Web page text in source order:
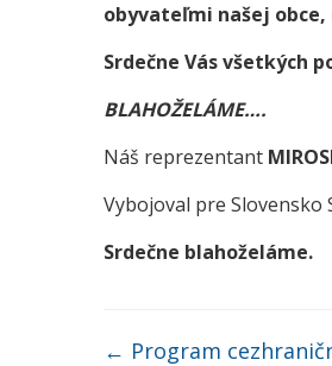
obyvateľmi našej
Srdečne Vás všetkých
BLAHOŽELÁME….
Náš reprezentant
Vybojoval pre Slovensko
Srdečne blahoželáme.
← Program